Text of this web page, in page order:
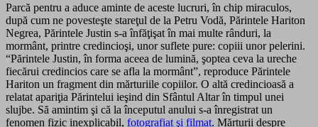
Parcă pentru a aduce aminte de aceste lucruri, în chip miraculos,
după cum ne povesteşte stareţul de la Petru Vodă, Părintele Hariton
Negrea, Părintele Justin s-a înfăţişatîn mai multe rânduri, la
mormânt, printre credincioşi, unor suflete pure: copiii unor pelerini.
“Părintele Justin, în forma aceea de lumină, şoptea ceva la ureche
fiecărui credincios care se afla la mormânt”, reproduce Părintele
Hariton un fragment din mărturiile copiilor. O altă credincioasă a
relatat apariţia Părintelui ieşind din Sfântul Altar în timpul unei
slujbe. Să amintim şi că la începutul anului s-a înregistrat un
fenomen fizic inexplicabil, fotografiat şi filmat. Mărturii despre